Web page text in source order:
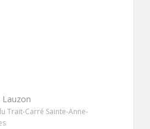
Lauzon
Trait-Carré Sainte-Anne-